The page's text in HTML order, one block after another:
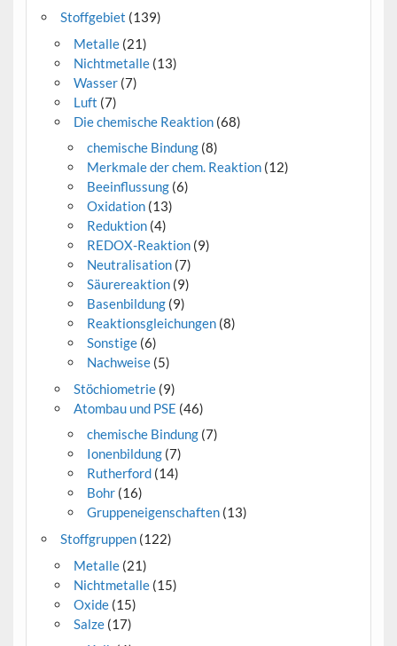
Stoffgebiet (139)
Metalle(21)
Nichtmetalle(13)
Wasser(7)
Luft (7)
Die chemische Reaktion(68)
chemische Bindung (8)
Merkmale der chem. Reaktion (12)
Beeinflussung (6)
Oxidation (13)
Reduktion (4)
REDOX-Reaktion (9)
Neutralisation (7)
Säurereaktion (9)
Basenbildung (9)
Reaktionsgleichungen (8)
Sonstige (6)
Nachweise (5)
Stöchiometrie(9)
Atombau und PSE (46)
chemische Bindung (7)
Ionenbildung (7)
Rutherford (14)
Bohr (16)
Gruppeneigenschaften (13)
Stoffgruppen(122)
Metalle(21)
Nichtmetalle(15)
Oxide(15)
Salze(17)